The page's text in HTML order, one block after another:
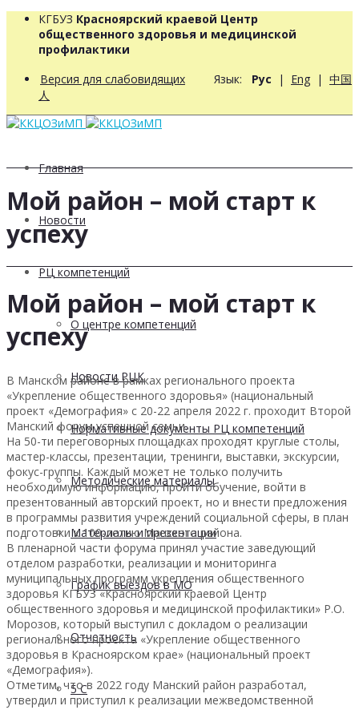
КГБУЗ Красноярский краевой Центр
общественного здоровья и медицинской
профилактики
Версия для слабовидящих Язык: Рус | Eng | 中国
人
Главная
Новости
РЦ компетенций
О центре компетенций
Новости РЦК
Нормативные документы РЦ компетенций
Методические материалы
Материалы и презентации
График выездов в МО
Отчетность
5 С
Мой район – мой старт к
успеху
Мой район – мой старт к
успеху
В Манском районе в рамках регионального проекта
«Укрепление общественного здоровья» (национальный
проект «Демография» с 20-22 апреля 2022 г. проходит Второй
Манский форум успешной семьи.
На 50-ти переговорных площадках проходят круглые столы,
мастер-классы, презентации, тренинги, выставки, экскурсии,
фокус-группы. Каждый может не только получить
необходимую информацию, пройти обучение, войти в
презентованный авторский проект, но и внести предложения
в программы развития учреждений социальной сферы, в план
подготовки к 100-летию Манского района.
В пленарной части форума принял участие заведующий
отделом разработки, реализации и мониторинга
муниципальных программ укрепления общественного
здоровья КГБУЗ «Красноярский краевой Центр
общественного здоровья и медицинской профилактики» Р.О.
Морозов, который выступил с докладом о реализации
регионального проекта «Укрепление общественного
здоровья в Красноярском крае» (национальный проект
«Демография»).
Отметим, что в 2022 году Манский район разработал,
утвердил и приступил к реализации межведомственной